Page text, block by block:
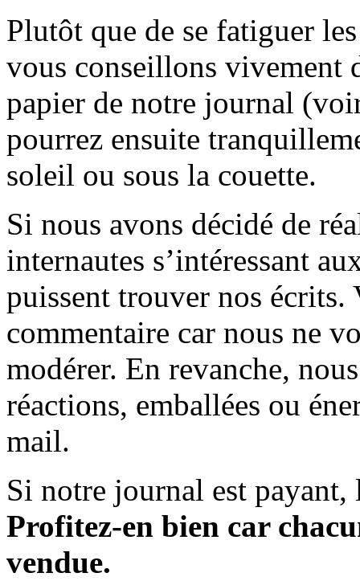
Plutôt que de se fatiguer
vous conseillons vivement
papier de notre journal
pourrez ensuite
soleil ou sous la couette.
Si nous avons décidé de
internautes s’intéressant
puissent trouver nos écrits.
commentaire car nous ne
modérer. En revanche,
réactions, emballées ou
mail.
Si notre journal est payant,
Profitez-en bien car
vendue.